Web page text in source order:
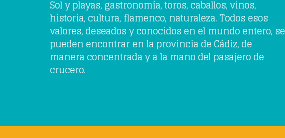
Sol y playas, gastronomía, toros, caballos, vinos,
historia, cultura, flamenco, naturaleza. Todos esos
valores, deseados y conocidos en el mundo entero, se
pueden encontrar en la provincia de Cádiz, de
manera concentrada y a la mano del pasajero de
crucero.